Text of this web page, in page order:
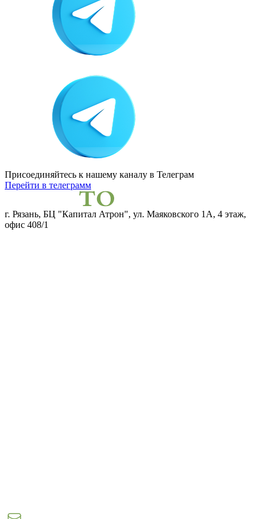
Присоединяйтесь к нашему каналу в Телеграм
Перейти в телеграмм
г. Рязань, БЦ "Капитал Атрон", ул. Маяковского 1А, 4 этаж,
офис 408/1